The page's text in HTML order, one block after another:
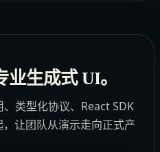
生成式 UI。
类型化协议、React SDK
让团队从演示走向正式产